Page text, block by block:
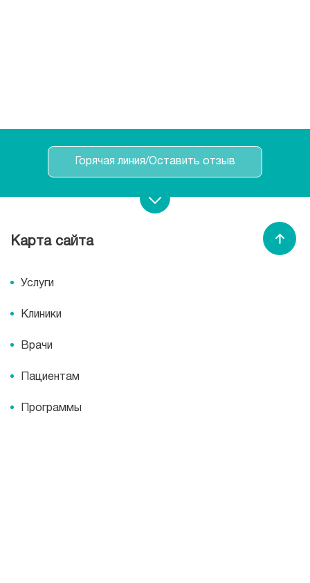
Горячая линия/Оставить отзыв
Записаться на прием
Карта сайта
Услуги
Клиники
Врачи
Пациентам
Программы